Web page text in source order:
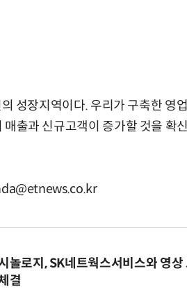
성장지역이다. 우리가 구축한 영
출과 신규고객이 증가할 것을 확
놀로지, SK네트웍스서비스와 영
결